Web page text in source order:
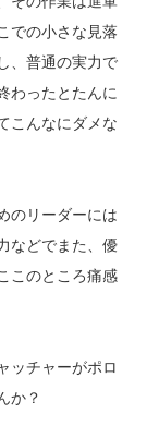
での小さな見落
、普通の実力で
わったとたんに
こんなにダメな
のリーダーには
などでまた、優
このところ痛感
ッチャーがポロ
か？